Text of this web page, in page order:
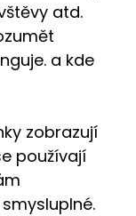
atd.
a kde
zobrazují
používají